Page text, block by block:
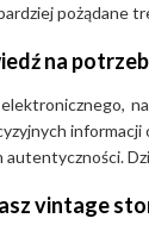
i
mieć w szafie
i ery Y2K, która
dopasowane
pożądane
na
vintage